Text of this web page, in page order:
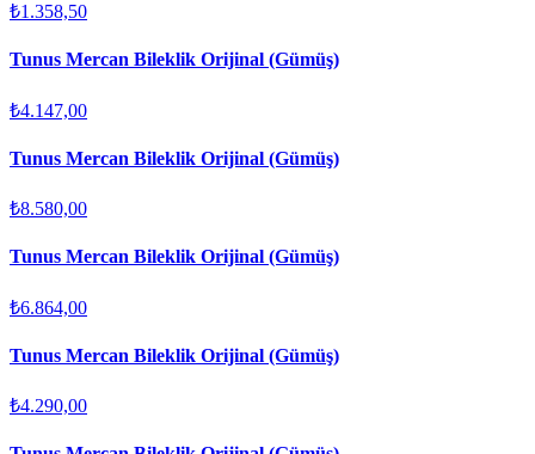
₺1.358,50
Tunus Mercan Bileklik Orijinal (Gümüş)
₺4.147,00
Tunus Mercan Bileklik Orijinal (Gümüş)
₺8.580,00
Tunus Mercan Bileklik Orijinal (Gümüş)
₺6.864,00
Tunus Mercan Bileklik Orijinal (Gümüş)
₺4.290,00